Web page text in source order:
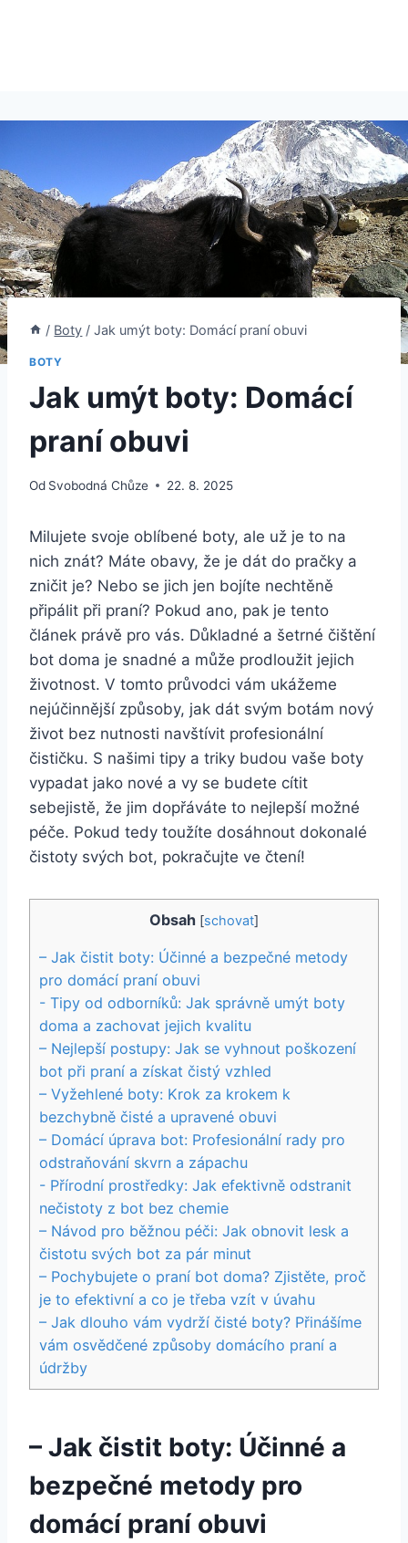
/ Boty / Jak umýt boty: Domácí praní obuvi
BOTY
Jak umýt boty: Domácí
praní obuvi
Od Svobodná Chůze 22. 8. 2025
Milujete ‌svoje oblíbené⁢ boty, ale už je to⁢ na
nich znát? Máte obavy,⁤ že je dát do ⁣pračky a
zničit je? Nebo se jich⁢ jen bojíte⁢ nechtěně
⁢připálit‍ při praní? Pokud ano, pak⁤ je tento
článek právě pro vás. Důkladné a šetrné čištění
bot doma‌ je snadné a může⁢ prodloužit jejich
životnost.⁣ V tomto průvodci vám ukážeme
nejúčinnější‍ způsoby, ‍jak⁢ dát ⁤svým botám nový
život bez nutnosti navštívit profesionální
⁢čističku. S ​našimi tipy a‍ triky budou vaše boty
vypadat jako‌ nové a vy se budete‌ cítit
sebejistě, že jim⁣ dopřáváte to nejlepší možné
péče. Pokud tedy toužíte ‍dosáhnout dokonalé
čistoty svých bot, pokračujte ve čtení!
Obsah [schovat]
– Jak čistit boty: Účinné a ⁢bezpečné metody
pro‌ domácí praní obuvi
-​ Tipy​ od⁤ odborníků: Jak správně umýt boty
doma a zachovat jejich kvalitu
– Nejlepší ⁤postupy:⁣ Jak se vyhnout poškození
bot při praní a získat ⁤čistý vzhled
– Vyžehlené ‌boty: ⁣Krok za krokem k
bezchybně čisté a upravené obuvi
– Domácí úprava bot: ​Profesionální rady pro
odstraňování skvrn a zápachu
-‍ Přírodní prostředky: Jak efektivně‍ odstranit ​
nečistoty z bot ⁤bez ⁢chemie
– Návod pro běžnou péči: Jak obnovit lesk⁣ a
čistotu svých bot za pár minut
– Pochybujete o praní bot ‌doma? Zjistěte, proč
je to efektivní a co je⁢ třeba vzít v úvahu
– Jak ⁢dlouho ⁣vám vydrží​ čisté⁣ boty? Přinášíme
vám osvědčené způsoby ⁢domácího praní a
údržby
– Jak čistit boty: Účinné a
⁢bezpečné metody pro‌
domácí praní obuvi